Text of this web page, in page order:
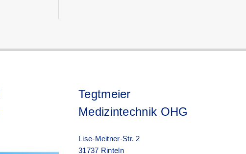
Tegtmeier
Medizintechnik OHG
Lise-Meitner-Str. 2
31737 Rinteln